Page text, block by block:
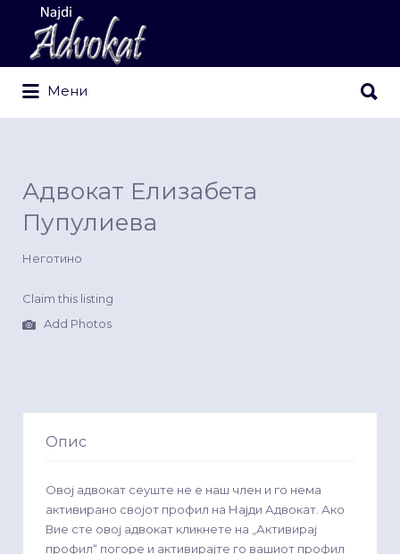
Search
for:
Мени
for:
Адвокат Елизабета
Пупулиева
Неготино
Claim this listing
Add Photos
Опис
Овој адвокат сеуште не е наш член и го нема
активирано својот профил на Најди Адвокат. Ако
Вие сте овој адвокат кликнете на „Активирај
профил“ погоре и активирајте го вашиот профил